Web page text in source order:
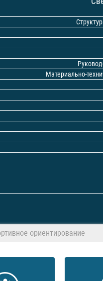
Материально-
ориентирование